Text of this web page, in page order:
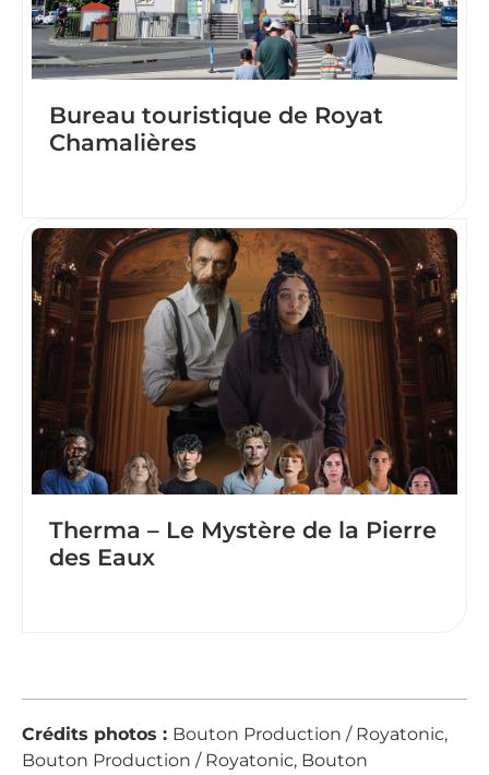
Bureau touristique de Royat
Chamalières
Therma – Le Mystère de la Pierre
des Eaux
Crédits photos : Bouton Production / Royatonic,
Bouton Production / Royatonic, Bouton